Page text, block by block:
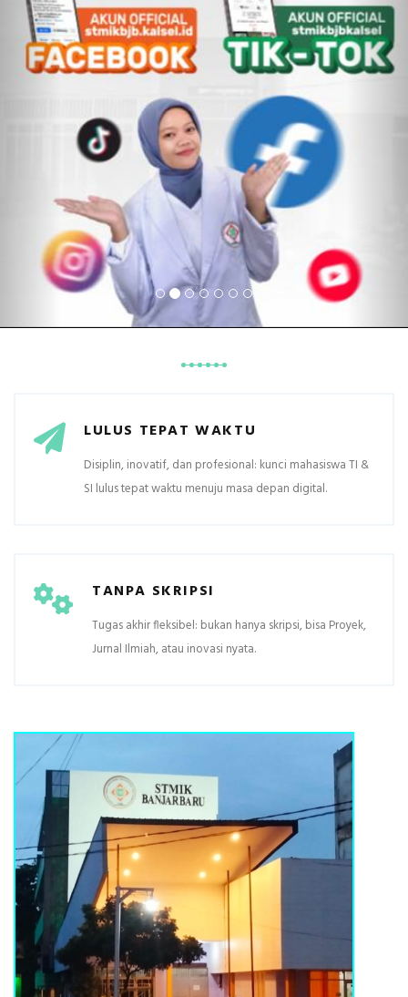
LULUS TEPAT WAKTU
Disiplin, inovatif, dan profesional: kunci mahasiswa TI &
SI lulus tepat waktu menuju masa depan digital.
TANPA SKRIPSI
Tugas akhir fleksibel: bukan hanya skripsi, bisa Proyek,
Jurnal Ilmiah, atau inovasi nyata.